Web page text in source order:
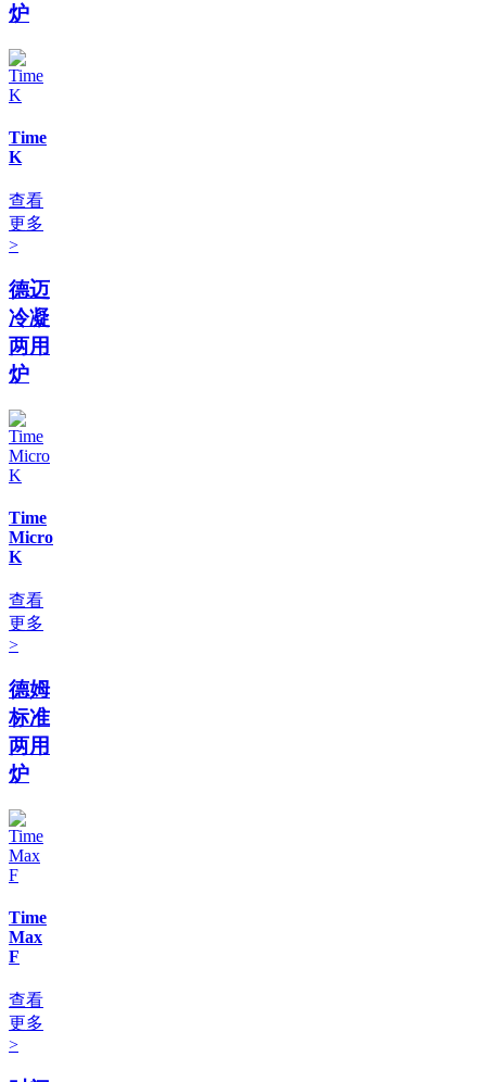
炉
Time
K
查看
更多
>
德迈
冷凝
两用
炉
Time
Micro
K
查看
更多
>
德姆
标准
两用
炉
Time
Max
F
查看
更多
>